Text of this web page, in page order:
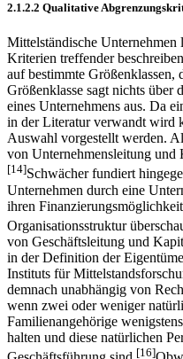
2.1.2.2 Qualitative
Mittelständische
Kriterien treffender
auf bestimmte
Größenklasse sagt nichts über
eines Unternehmens aus. Da
in der Literatur verwandt wird
Auswahl vorgestellt werden.
von Unternehmensleitung und
[14]Schwächer fundiert
Unternehmen durch eine
ihren
Organisationsstruktur
von Geschäftsleitung und
in der Definition der
Instituts für
demnach unabhängig von
wenn zwei oder weniger
Familienangehörige
halten und diese natürlichen
[16]